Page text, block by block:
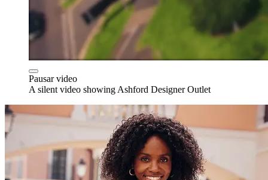
Pausar video
A silent video showing Ashford Designer Outlet